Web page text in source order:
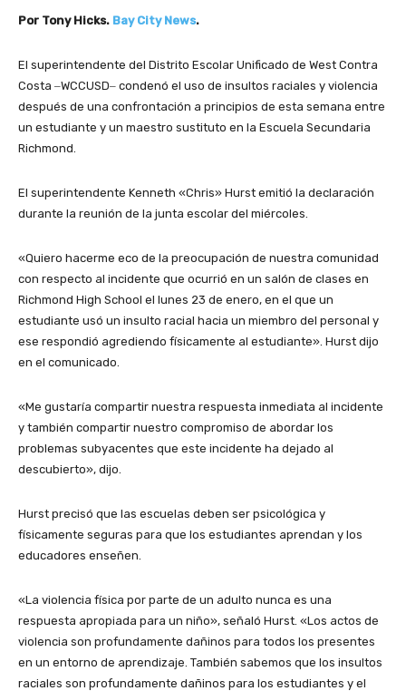
Por Tony Hicks. Bay City News.
El superintendente del Distrito Escolar Unificado de West Contra
Costa ‒WCCUSD‒ condenó el uso de insultos raciales y violencia
después de una confrontación a principios de esta semana entre
un estudiante y un maestro sustituto en la Escuela Secundaria
Richmond.
El superintendente Kenneth «Chris» Hurst emitió la declaración
durante la reunión de la junta escolar del miércoles.
«Quiero hacerme eco de la preocupación de nuestra comunidad
con respecto al incidente que ocurrió en un salón de clases en
Richmond High School el lunes 23 de enero, en el que un
estudiante usó un insulto racial hacia un miembro del personal y
ese respondió agrediendo físicamente al estudiante». Hurst dijo
en el comunicado.
«Me gustaría compartir nuestra respuesta inmediata al incidente
y también compartir nuestro compromiso de abordar los
problemas subyacentes que este incidente ha dejado al
descubierto», dijo.
Hurst precisó que las escuelas deben ser psicológica y
físicamente seguras para que los estudiantes aprendan y los
educadores enseñen.
«La violencia física por parte de un adulto nunca es una
respuesta apropiada para un niño», señaló Hurst. «Los actos de
violencia son profundamente dañinos para todos los presentes
en un entorno de aprendizaje. También sabemos que los insultos
raciales son profundamente dañinos para los estudiantes y el